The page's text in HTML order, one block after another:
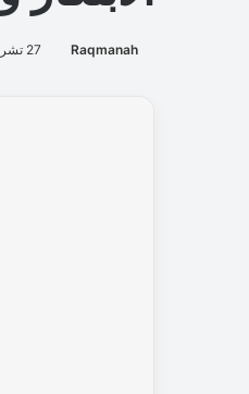
Raqmanah 27 تشرين الأول 2025